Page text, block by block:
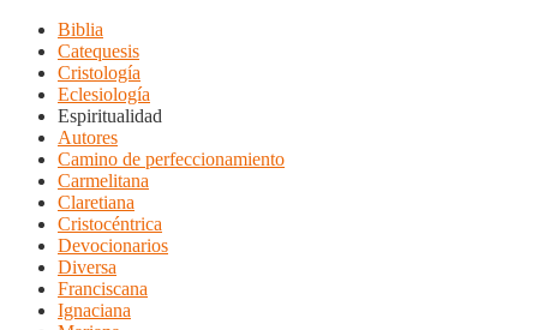
Biblia
Catequesis
Cristología
Eclesiología
Espiritualidad
Autores
Camino de perfeccionamiento
Carmelitana
Claretiana
Cristocéntrica
Devocionarios
Diversa
Franciscana
Ignaciana